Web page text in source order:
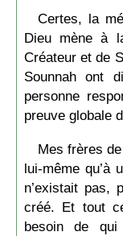
Certes, la
Dieu mène à
Créateur et de
Sounnah ont
personne
preuve globale
Mes frères
lui-même qu’à
n’existait pas,
créé. Et tout
besoin de